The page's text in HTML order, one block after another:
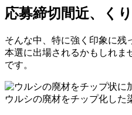
応募締切間近、く
そんな中、特に強く印象に残
本選に出場されるかもしれま
です。
ウルシの廃材をチップ化した